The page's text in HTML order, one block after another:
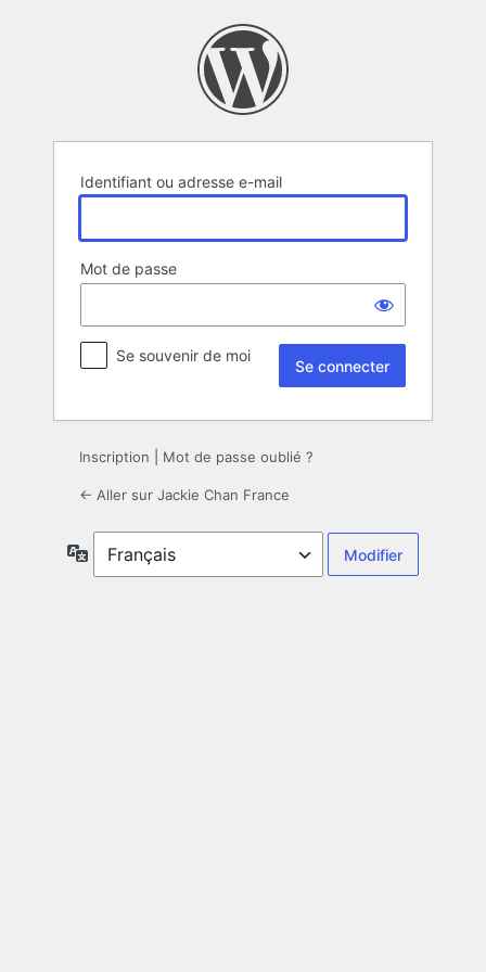
Identifiant ou adresse e-mail
Mot de passe
Se souvenir de moi
Inscription Mot de passe oublié ?
← Aller sur Jackie Chan France
Langue